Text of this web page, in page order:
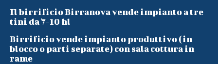
Il birrificio Birranova vende impianto a tre
tini da 7-10 hl
Birrificio vende impianto produttivo (in
blocco o parti separate) con sala cottura in
rame